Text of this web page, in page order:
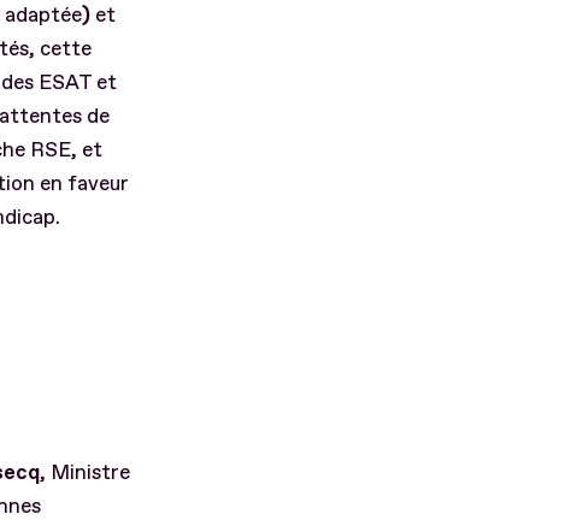
adaptée) et
cette
ESAT et
de
RSE, et
en faveur
, Ministre